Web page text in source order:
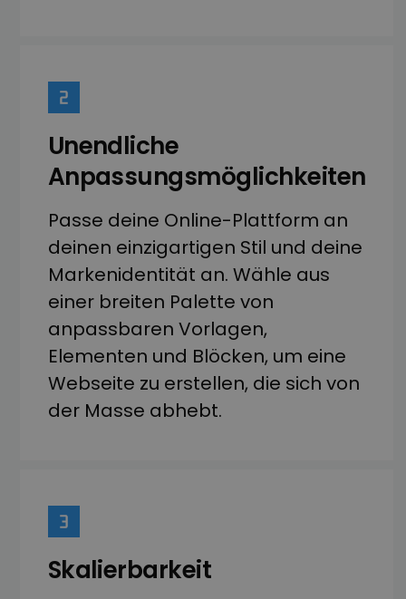
Unendliche
Anpassungsmöglichkeiten
Passe deine Online-Plattform an
deinen einzigartigen Stil und deine
Markenidentität an. Wähle aus
einer breiten Palette von
anpassbaren Vorlagen,
Elementen und Blöcken, um eine
Webseite zu erstellen, die sich von
der Masse abhebt.
Skalierbarkeit